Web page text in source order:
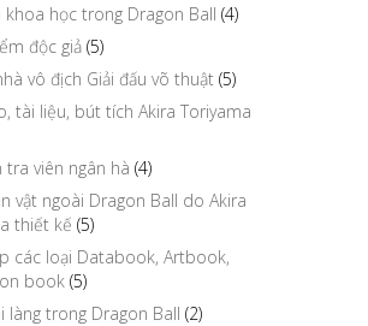
khoa học trong Dragon Ball (4)
độc giả (5)
vô địch Giải đấu võ thuật (5)
tài liệu, bút tích Akira Toriyama
viên ngân hà (4)
vật ngoài Dragon Ball do Akira
thiết kế (5)
các loại Databook, Artbook,
book (5)
làng trong Dragon Ball (2)